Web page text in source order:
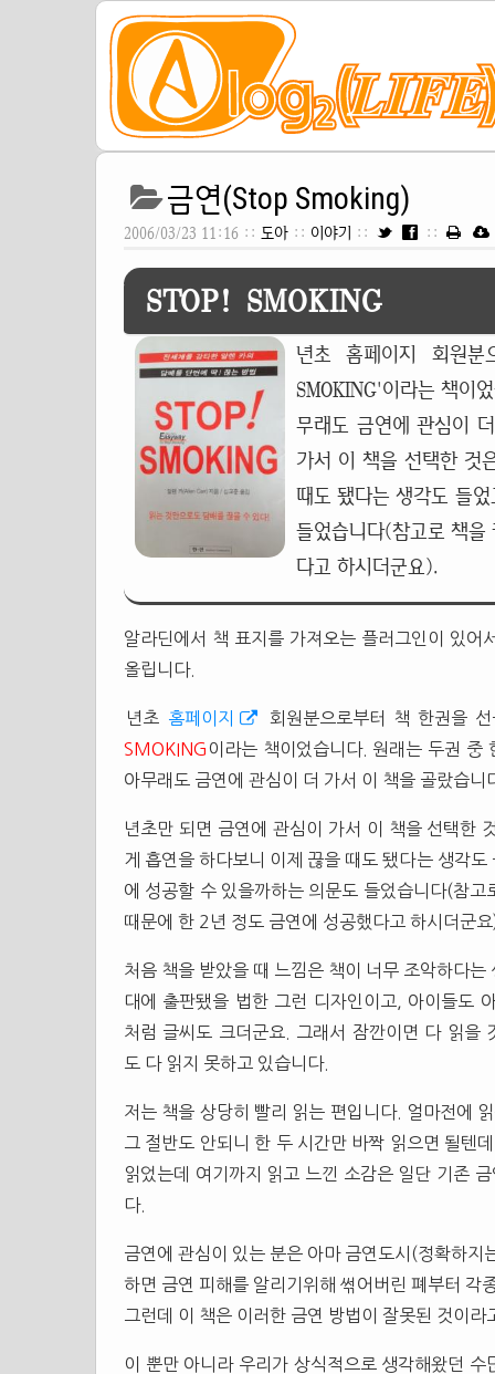
금연(Stop Smoking)
2006/03/23 11:16 :: 도아 :: 이야기 :: ::
STOP! SMOKING
년초 홈페이지 회원
SMOKING'이라는 책이
무래도 금연에 관심이
가서 이 책을 선택한 것
때도 됐다는 생각도 들
들었습니다(참고로 책
다고 하시더군요).
알라딘에서 책 표지를 가져오는 플러그인이 있
올립니다.
년초 홈페이지
회원분으로부터 책 한권을
SMOKING 이라는 책이었습니다. 원래는 두권 중
아무래도 금연에 관심이 더 가서 이 책을 골랐습니
년초만 되면 금연에 관심이 가서 이 책을 선택한
게 흡연을 하다보니 이제 끊을 때도 됐다는 생각
에 성공할 수 있을까하는 의문도 들었습니다(참고
때문에 한 2년 정도 금연에 성공했다고 하시더군
처음 책을 받았을 때 느낌은 책이 너무 조악하다
대에 출판됐을 법한 그런 디자인이고, 아이들도
처럼 글씨도 크더군요. 그래서 잠깐이면 다 읽을
도 다 읽지 못하고 있습니다.
저는 책을 상당히 빨리 읽는 편입니다. 얼마전에
그 절반도 안되니 한 두 시간만 바짝 읽으면 될텐
읽었는데 여기까지 읽고 느낀 소감은 일단 기존
다.
금연에 관심이 있는 분은 아마 금연도시(정확하
하면 금연 피해를 알리기위해 썪어버린 폐부터 각
그런데 이 책은 이러한 금연 방법이 잘못된 것이라
이 뿐만 아니라 우리가 상식적으로 생각해왔던